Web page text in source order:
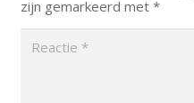
zijn gemarkeerd met *